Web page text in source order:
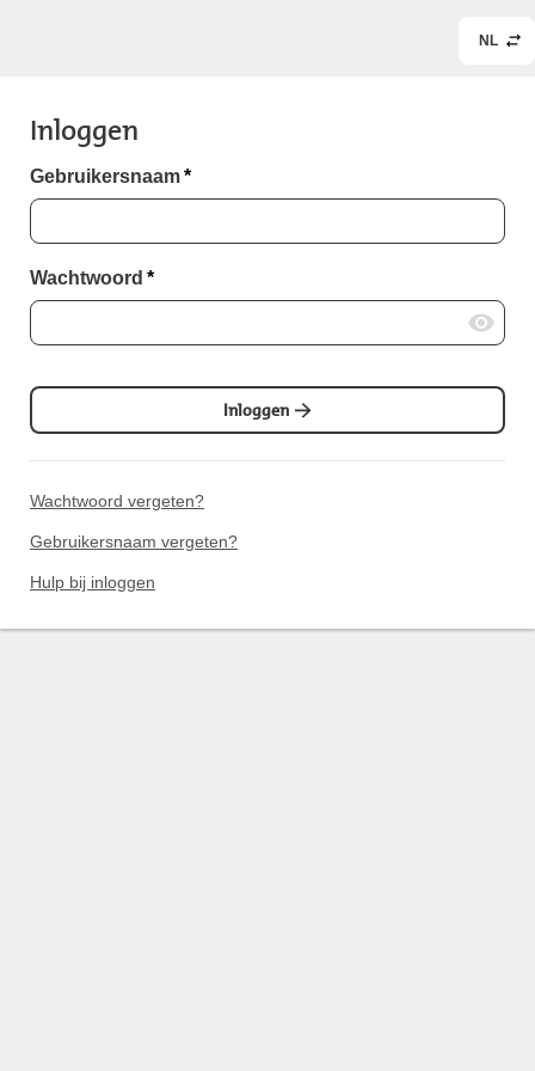
NL
Inloggen
Gebruikersnaam*
Wachtwoord *
Inloggen
Wachtwoord vergeten?
Gebruikersnaam vergeten?
Hulp bij inloggen